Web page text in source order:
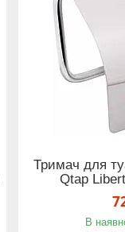
Тримач для
Qtap
В